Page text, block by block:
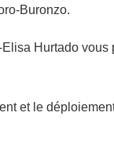
Buronzo.
Hurtado
et le